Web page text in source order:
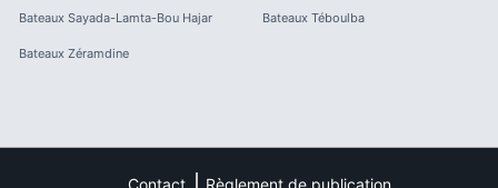
Bateaux Sayada-Lamta-Bou Hajar Bateaux Téboulba
Bateaux Zéramdine
Contact Règlement de publication